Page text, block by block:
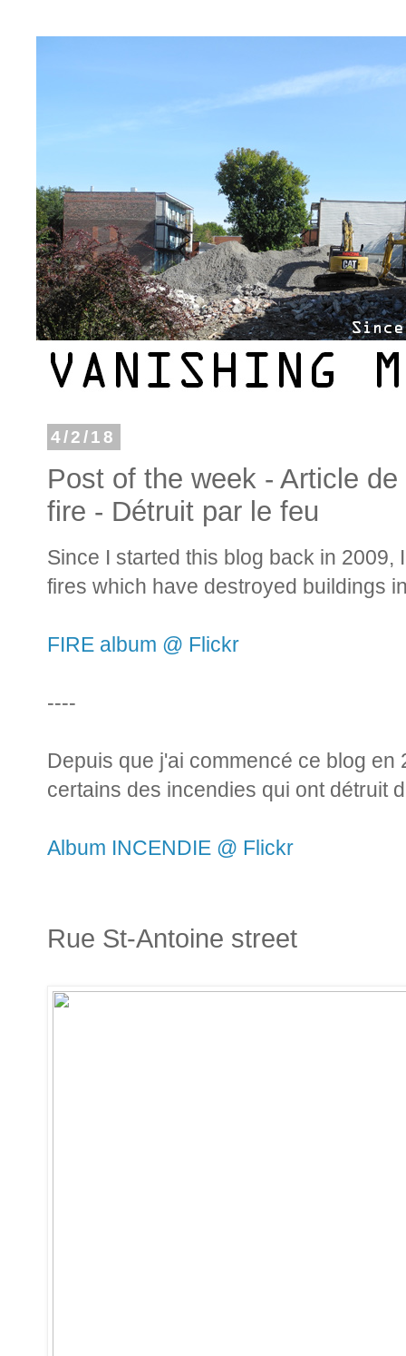
4/2/18
Post of the week - Article
fire - Détruit par le feu
Since I started this blog back in 2009,
fires which have destroyed buildings
FIRE album @ Flickr
----
Depuis que j'ai commencé ce blog en
certains des incendies qui ont détruit
Album INCENDIE @ Flickr
Rue St-Antoine street